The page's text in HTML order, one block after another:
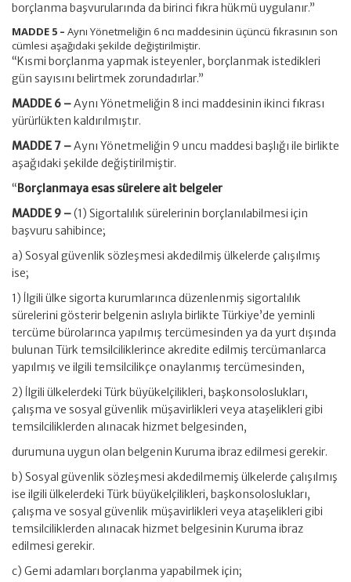
borçlanma başvurularında da birinci fıkra hükmü uygulanır.”
MADDE 5 – Aynı Yönetmeliğin 6 ncı maddesinin üçüncü fıkrasının son
cümlesi aşağıdaki şekilde değiştirilmiştir.
“Kısmi borçlanma yapmak isteyenler, borçlanmak istedikleri
gün sayısını belirtmek zorundadırlar.”
MADDE 6 –Aynı Yönetmeliğin 8 inci maddesinin ikinci fıkrası
yürürlükten kaldırılmıştır.
MADDE 7 –Aynı Yönetmeliğin 9 uncu maddesi başlığı ile birlikte
aşağıdaki şekilde değiştirilmiştir.
“Borçlanmaya esas sürelere ait belgeler
MADDE 9 –(1) Sigortalılık sürelerinin borçlanılabilmesi için
başvuru sahibince;
a) Sosyal güvenlik sözleşmesi akdedilmiş ülkelerde çalışılmış
ise;
1) İlgili ülke sigorta kurumlarınca düzenlenmiş sigortalılık
sürelerini gösterir belgenin aslıyla birlikte Türkiye’de yeminli
tercüme bürolarınca yapılmış tercümesinden ya da yurt dışında
bulunan Türk temsilciliklerince akredite edilmiş tercümanlarca
yapılmış ve ilgili temsilcilikçe onaylanmış tercümesinden,
2) İlgili ülkelerdeki Türk büyükelçilikleri, başkonsoloslukları,
çalışma ve sosyal güvenlik müşavirlikleri veya ataşelikleri gibi
temsilciliklerden alınacak hizmet belgesinden,
durumuna uygun olan belgenin Kuruma ibraz edilmesi gerekir.
b) Sosyal güvenlik sözleşmesi akdedilmemiş ülkelerde çalışılmış
ise ilgili ülkelerdeki Türk büyükelçilikleri, başkonsoloslukları,
çalışma ve sosyal güvenlik müşavirlikleri veya ataşelikleri gibi
temsilciliklerden alınacak hizmet belgesinin Kuruma ibraz
edilmesi gerekir.
c) Gemi adamları borçlanma yapabilmek için;